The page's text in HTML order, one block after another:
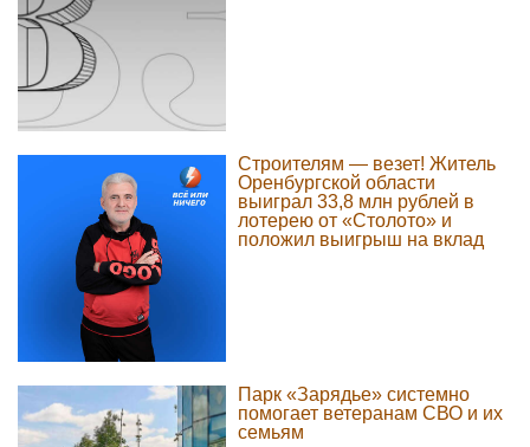
Строителям — везет! Житель
Оренбургской области
выиграл 33,8 млн рублей в
лотерею от «Столото» и
положил выигрыш на вклад
Парк «Зарядье» системно
помогает ветеранам СВО и их
семьям